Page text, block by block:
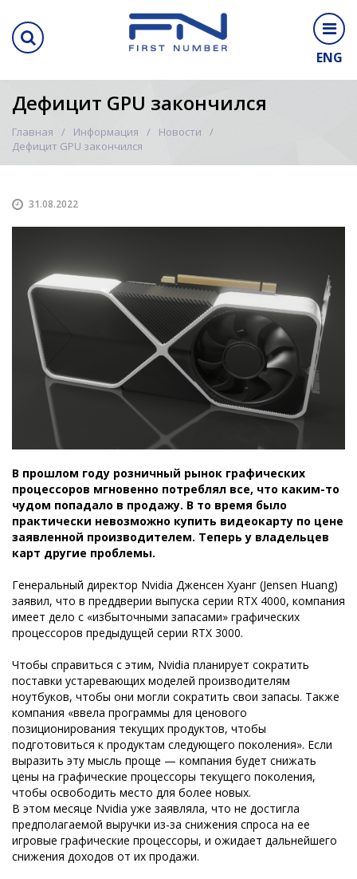
ENG
Дефицит GPU закончился
Главная Информация
Новости
Дефицит GPU закончился
31.08.2022
В прошлом году розничный рынок графических
процессоров мгновенно потреблял все, что каким-то
чудом попадало в продажу. В то время было
практически невозможно купить видеокарту по цене
заявленной производителем. Теперь у владельцев
карт другие проблемы.
Генеральный директор Nvidia Дженсен Хуанг (Jensen Huang)
заявил, что в преддверии выпуска серии RTX 4000, компания
имеет дело с «избыточными запасами» графических
процессоров предыдущей серии RTX 3000.
Чтобы справиться с этим, Nvidia планирует сократить
поставки устаревающих моделей производителям
ноутбуков, чтобы они могли сократить свои запасы. Также
компания «ввела программы для ценового
позиционирования текущих продуктов, чтобы
подготовиться к продуктам следующего поколения». Если
выразить эту мысль проще — компания будет снижать
цены на графические процессоры текущего поколения,
чтобы освободить место для более новых.
В этом месяце Nvidia уже заявляла, что не достигла
предполагаемой выручки из-за снижения спроса на ее
игровые графические процессоры, и ожидает дальнейшего
снижения доходов от их продажи.